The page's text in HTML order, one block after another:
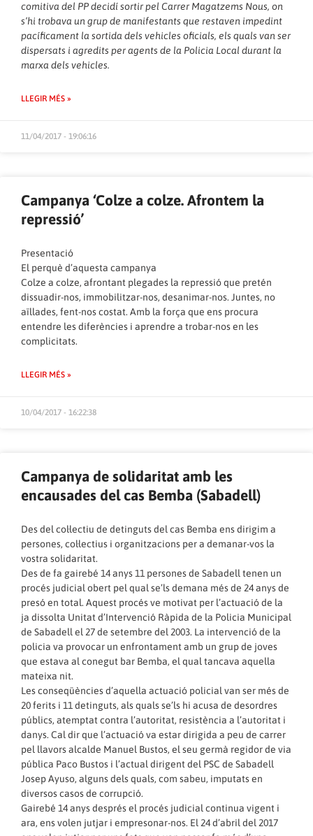
comitiva del PP decidí sortir pel Carrer Magatzems Nous, on
s’hi trobava un grup de manifestants que restaven impedint
pacíficament la sortida dels vehicles oficials, els quals van ser
dispersats i agredits per agents de la Policia Local durant la
marxa dels vehicles.
LLEGIR MÉS »
11/04/2017 - 19:06:16
Campanya ‘Colze a colze. Afrontem la
repressió’
Presentació
El perquè d’aquesta campanya
Colze a colze, afrontant plegades la repressió que pretén
dissuadir-nos, immobilitzar-nos, desanimar-nos. Juntes, no
aïllades, fent-nos costat. Amb la força que ens procura
entendre les diferències i aprendre a trobar-nos en les
complicitats.
LLEGIR MÉS »
10/04/2017 - 16:22:38
Campanya de solidaritat amb les
encausades del cas Bemba (Sabadell)
Des del col·lectiu de detinguts del cas Bemba ens dirigim a
persones, col·lectius i organitzacions per a demanar-vos la
vostra solidaritat.
Des de fa gairebé 14 anys 11 persones de Sabadell tenen un
procés judicial obert pel qual se’ls demana més de 24 anys de
presó en total. Aquest procés ve motivat per l’actuació de la
ja dissolta Unitat d’Intervenció Ràpida de la Policia Municipal
de Sabadell el 27 de setembre del 2003. La intervenció de la
policia va provocar un enfrontament amb un grup de joves
que estava al conegut bar Bemba, el qual tancava aquella
mateixa nit.
Les conseqüències d’aquella actuació policial van ser més de
20 ferits i 11 detinguts, als quals se’ls hi acusa de desordres
públics, atemptat contra l’autoritat, resistència a l’autoritat i
danys. Cal dir que l’actuació va estar dirigida a peu de carrer
pel llavors alcalde Manuel Bustos, el seu germà regidor de via
pública Paco Bustos i l’actual dirigent del PSC de Sabadell
Josep Ayuso, alguns dels quals, com sabeu, imputats en
diversos casos de corrupció.
Gairebé 14 anys després el procés judicial continua vigent i
ara, ens volen jutjar i empresonar-nos. El 24 d’abril del 2017